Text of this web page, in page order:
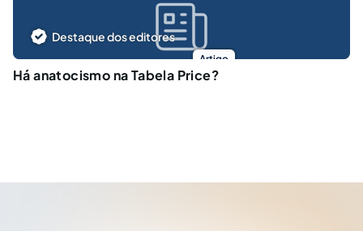
Artigo
Destaque dos editores
Há anatocismo na Tabela Price?